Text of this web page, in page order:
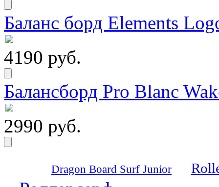
Баланс борд Elements
4190 руб.
Балансборд Pro Blanc
2990 руб.
Dragon Board Surf Junior